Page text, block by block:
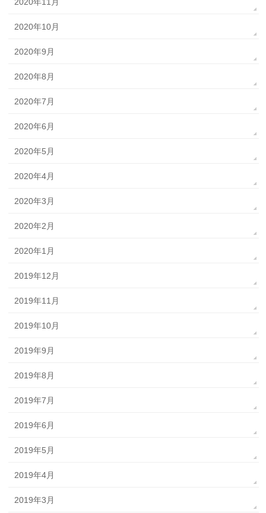
2020年10月
2020年9月
2020年8月
2020年7月
2020年6月
2020年5月
2020年4月
2020年3月
2020年2月
2020年1月
2019年12月
2019年11月
2019年10月
2019年9月
2019年8月
2019年7月
2019年6月
2019年5月
2019年4月
2019年3月